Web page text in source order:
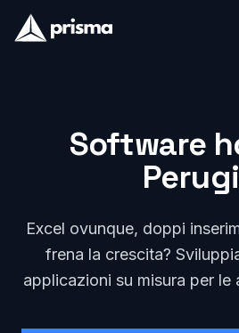
Software
Excel ovunque, doppi
frena la crescita?
applicazioni su misura per le